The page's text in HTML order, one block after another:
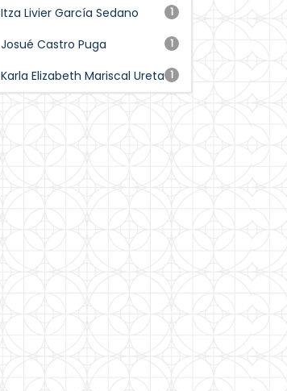
1
Itza Livier García Sedano
1
Josué Castro Puga
1
Karla Elizabeth Mariscal Ureta